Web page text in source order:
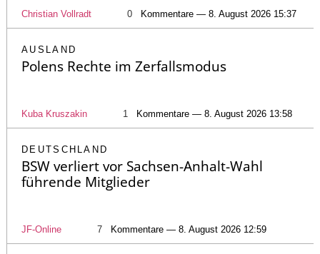
Christian Vollradt 0 Kommentare — 8. August 2026 15:37
AUSLAND
Polens Rechte im Zerfallsmodus
Kuba Kruszakin 1 Kommentare — 8. August 2026 13:58
DEUTSCHLAND
BSW verliert vor Sachsen-Anhalt-Wahl
führende Mitglieder
JF-Online 7 Kommentare — 8. August 2026 12:59